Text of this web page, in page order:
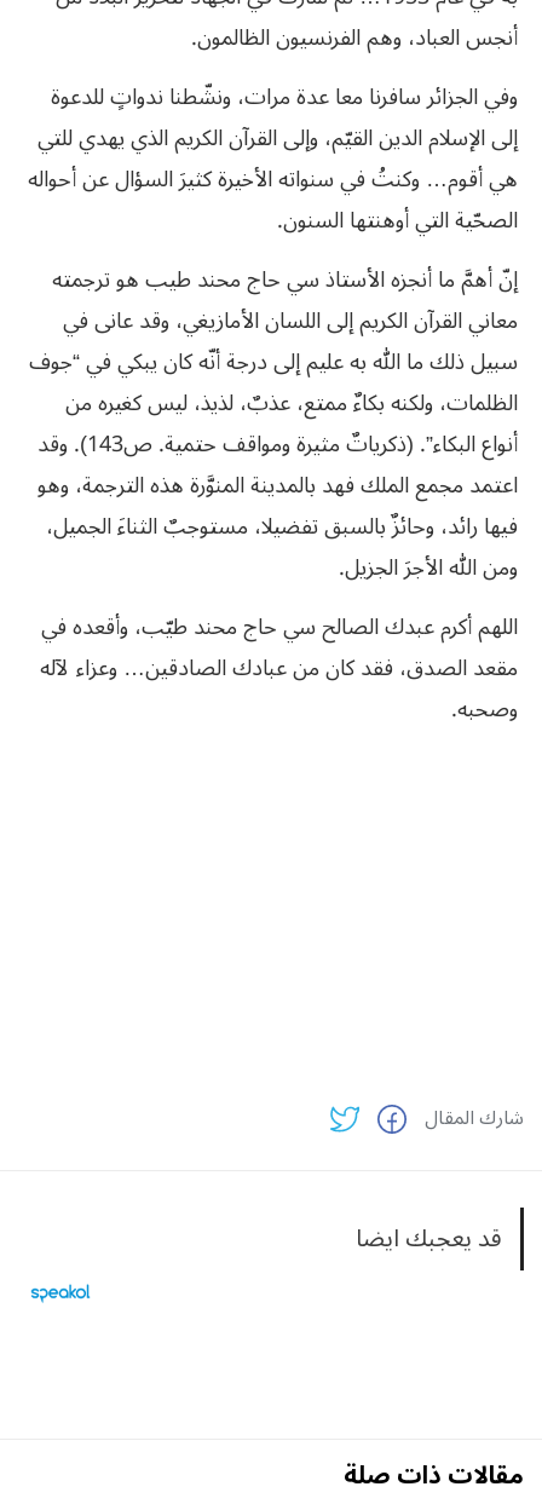
أنجس العباد، وهم الفرنسيون الظالمون.
وفي الجزائر سافرنا معا عدة مرات، ونشّطنا ندواتٍ للدعوة
إلى الإسلام الدين القيّم، وإلى القرآن الكريم الذي يهدي للتي
هي أقوم… وكنتُ في سنواته الأخيرة كثيرَ السؤال عن أحواله
الصحّية التي أوهنتها السنون.
إنّ أهمَّ ما أنجزه الأستاذ سي حاج محند طيب هو ترجمته
معاني القرآن الكريم إلى اللسان الأمازيغي، وقد عانى في
سبيل ذلك ما الله به عليم إلى درجة أنّه كان يبكي في “جوف
الظلمات، ولكنه بكاءٌ ممتع، عذبٌ، لذيذ، ليس كغيره من
أنواع البكاء”. (ذكرياتٌ مثيرة ومواقف حتمية. ص143). وقد
اعتمد مجمع الملك فهد بالمدينة المنوَّرة هذه الترجمة، وهو
فيها رائد، وحائزٌ بالسبق تفضيلا، مستوجبٌ الثناءَ الجميل،
ومن الله الأجرَ الجزيل.
اللهم أكرم عبدك الصالح سي حاج محند طيّب، وأقعده في
مقعد الصدق، فقد كان من عبادك الصادقين… وعزاء لآله
وصحبه.
شارك المقال
قد يعجبك ايضا
مقالات ذات صلة